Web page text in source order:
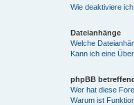
Wie deaktiviere
Dateianhänge
Welche
Kann ich eine
phpBB
Wer hat diese
Warum ist